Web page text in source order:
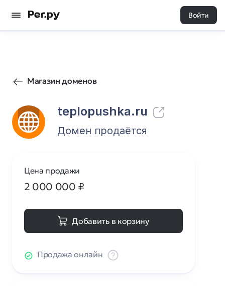
Войти
Магазин доменов
teplopushka.ru
41 0
Домен продаётся
Цена продажи
2 000 000 ₽
Добавить в корзину
Продажа онлайн